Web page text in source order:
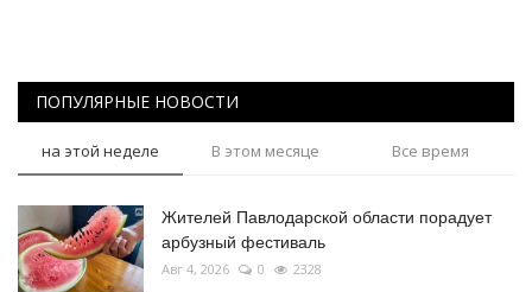
ПОПУЛЯРНЫЕ НОВОСТИ
на этой неделе В этом месяце Все время
Жителей Павлодарской области порадует
арбузный фестиваль
Авг 4, 2026 0 2328